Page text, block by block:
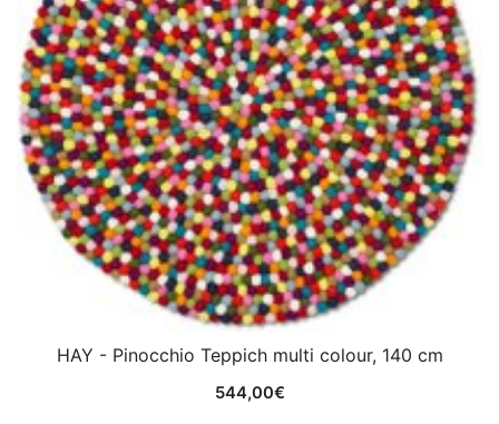
HAY - Pinocchio Teppich multi colour, 140 cm
544,00€